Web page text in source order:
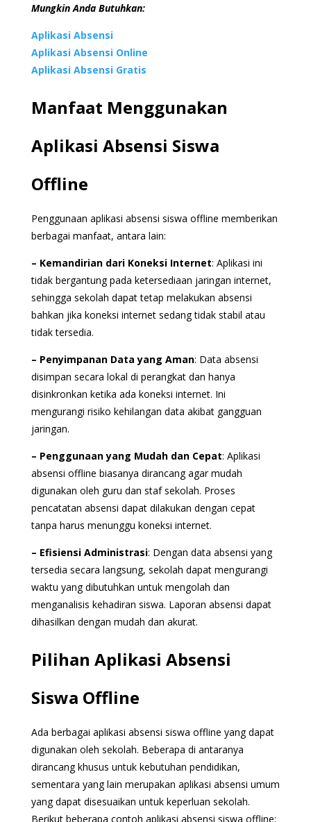
Mungkin Anda Butuhkan:
Aplikasi Absensi
Aplikasi Absensi Online
Aplikasi Absensi Gratis
Manfaat Menggunakan
Aplikasi Absensi Siswa
Offline
Penggunaan aplikasi absensi siswa offline memberikan
berbagai manfaat, antara lain:
– Kemandirian dari Koneksi Internet: Aplikasi ini
tidak bergantung pada ketersediaan jaringan internet,
sehingga sekolah dapat tetap melakukan absensi
bahkan jika koneksi internet sedang tidak stabil atau
tidak tersedia.
– Penyimpanan Data yang Aman: Data absensi
disimpan secara lokal di perangkat dan hanya
disinkronkan ketika ada koneksi internet. Ini
mengurangi risiko kehilangan data akibat gangguan
jaringan.
– Penggunaan yang Mudah dan Cepat: Aplikasi
absensi offline biasanya dirancang agar mudah
digunakan oleh guru dan staf sekolah. Proses
pencatatan absensi dapat dilakukan dengan cepat
tanpa harus menunggu koneksi internet.
– Efisiensi Administrasi: Dengan data absensi yang
tersedia secara langsung, sekolah dapat mengurangi
waktu yang dibutuhkan untuk mengolah dan
menganalisis kehadiran siswa. Laporan absensi dapat
dihasilkan dengan mudah dan akurat.
Pilihan Aplikasi Absensi
Siswa Offline
Ada berbagai aplikasi absensi siswa offline yang dapat
digunakan oleh sekolah. Beberapa di antaranya
dirancang khusus untuk kebutuhan pendidikan,
sementara yang lain merupakan aplikasi absensi umum
yang dapat disesuaikan untuk keperluan sekolah.
Berikut beberapa contoh aplikasi absensi siswa offline: